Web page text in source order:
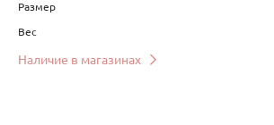
Размер
Вес
Наличие в магазинах